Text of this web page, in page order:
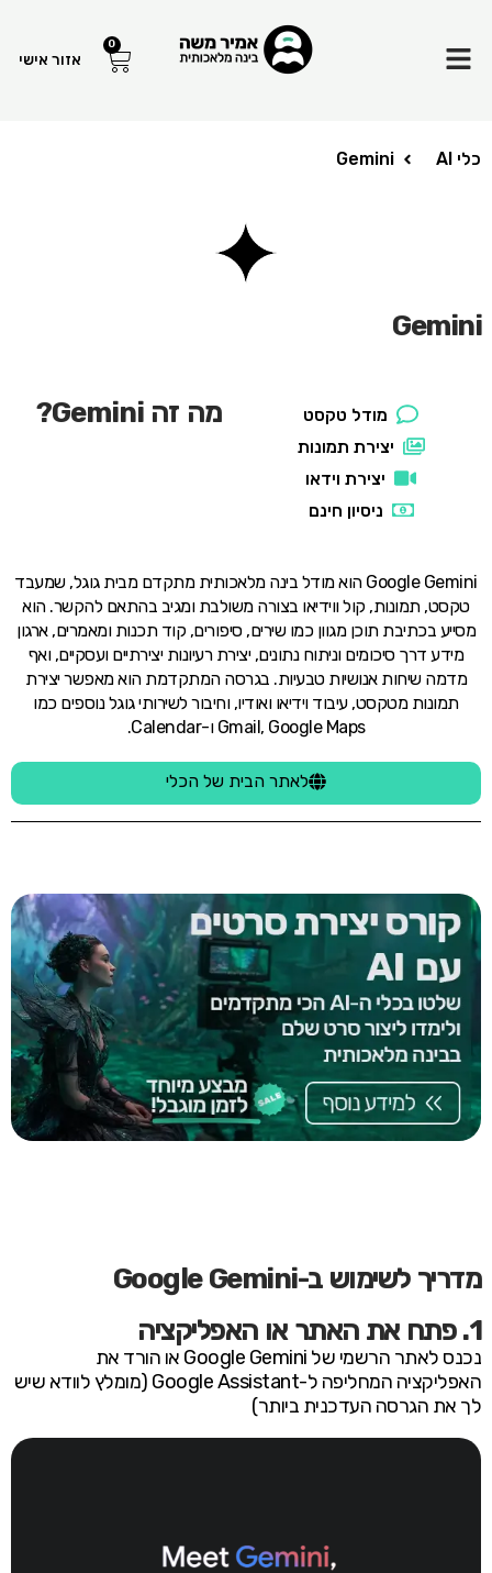
Menu
0עגלת
קניות
אזור אישי
כלי AI Gemini
Gemini
מודל טקסט
יצירת תמונות
יצירת וידאו
ניסיון חינם
מה זה Gemini?
Google Gemini הוא מודל בינה מלאכותית מתקדם מבית גוגל, שמעבד
טקסט, תמונות, קול ווידיאו בצורה משולבת ומגיב בהתאם להקשר. הוא
מסייע בכתיבת תוכן מגוון כמו שירים, סיפורים, קוד תכנות ומאמרים, ארגון
מידע דרך סיכומים וניתוח נתונים, יצירת רעיונות יצירתיים ועסקיים, ואף
מדמה שיחות אנושיות טבעיות. בגרסה המתקדמת הוא מאפשר יצירת
תמונות מטקסט, עיבוד וידיאו ואודיו, וחיבור לשירותי גוגל נוספים כמו
Gmail, Google Maps ו-Calendar.
לאתר הבית של הכלי
מדריך לשימוש ב-Google Gemini
1. פתח את האתר או האפליקציה
נכנס לאתר הרשמי של Google Gemini או הורד את
האפליקציה המחליפה ל-Google Assistant (מומלץ לוודא שיש
לך את הגרסה העדכנית ביותר)